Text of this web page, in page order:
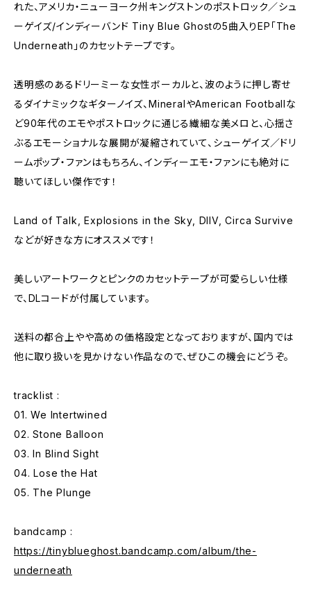
れた、アメリカ・ニューヨーク州キングストンのポストロック／シュ
ーゲイズ/インディーバンド Tiny Blue Ghostの5曲入りEP「The
Underneath」のカセットテープです。
透明感のあるドリーミーな女性ボーカルと、波のように押し寄せ
るダイナミックなギターノイズ、MineralやAmerican Footballな
ど90年代のエモやポストロックに通じる繊細な美メロと、心揺さ
ぶるエモーショナルな展開が凝縮されていて、シューゲイズ／ドリ
ームポップ・ファンはもちろん、インディーエモ・ファンにも絶対に
聴いてほしい傑作です！
Land of Talk, Explosions in the Sky, DIIV, Circa Survive
などが好きな方にオススメです！
美しいアートワークとピンクのカセットテープが可愛らしい仕様
で、DLコードが付属しています。
送料の都合上やや高めの価格設定となっておりますが、国内では
他に取り扱いを見かけない作品なので、ぜひこの機会にどうぞ。
tracklist :
01. We Intertwined
02. Stone Balloon
03. In Blind Sight
04. Lose the Hat
05. The Plunge
bandcamp :
https://tinyblueghost.bandcamp.com/album/the-
underneath